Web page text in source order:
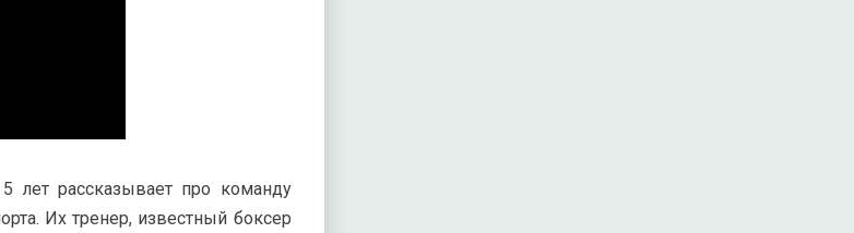
лет рассказывает про команду
Их тренер, известный боксер